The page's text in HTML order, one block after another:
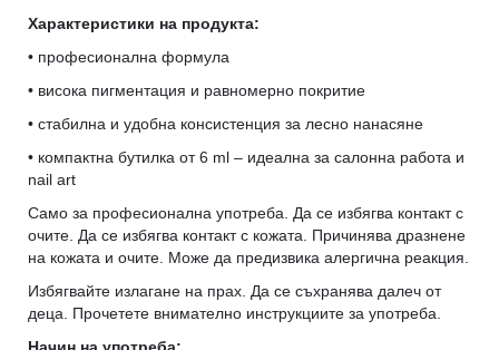
Характеристики на продукта:
• професионална формула
• висока пигментация и равномерно покритие
• стабилна и удобна консистенция за лесно нанасяне
• компактна бутилка от 6 ml – идеална за салонна работа и
nail art
Само за професионална употреба. Да се избягва контакт с
очите. Да се избягва контакт с кожата. Причинява дразнене
на кожата и очите. Може да предизвика алергична реакция.
Избягвайте излагане на прах. Да се съхранява далеч от
деца. Прочетете внимателно инструкциите за употреба.
Начин на употреба: